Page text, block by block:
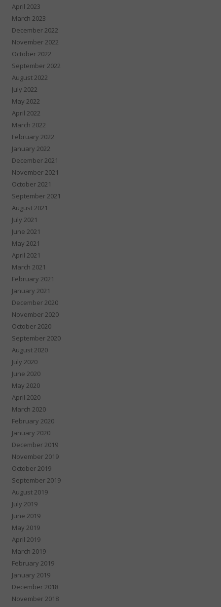
April 2023
March 2023
December 2022
November 2022
October 2022
September 2022
August 2022
July 2022
May 2022
April 2022
March 2022
February 2022
January 2022
December 2021
November 2021
October 2021
September 2021
August 2021
July 2021
June 2021
May 2021
April 2021
March 2021
February 2021
January 2021
December 2020
November 2020
October 2020
September 2020
August 2020
July 2020
June 2020
May 2020
April 2020
March 2020
February 2020
January 2020
December 2019
November 2019
October 2019
September 2019
August 2019
July 2019
June 2019
May 2019
April 2019
March 2019
February 2019
January 2019
December 2018
November 2018